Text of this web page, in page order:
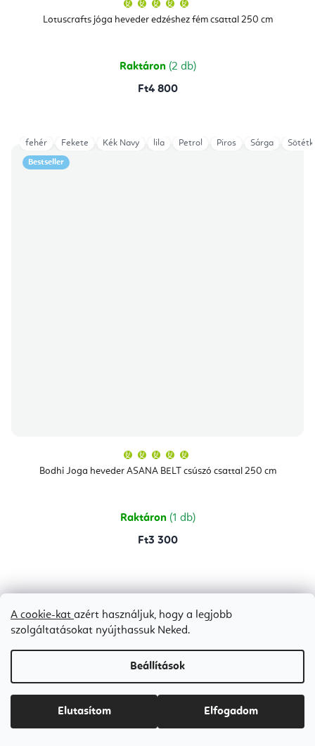
A cookie-kat azért használjuk, hogy a legjobb
szolgáltatásokat nyújthassuk Neked.
Beállítások
Elutasítom Elfogadom
Lotuscrafts jóga heveder edzéshez fém csattal 250 cm
átlagos
értékelése
csillag.
Raktáron (2 db)
Ft4 800
Bestseller
Bodhi Joga heveder ASANA BELT csúszó csattal 250 cm
átlagos
értékelése
csillag.
Raktáron (1 db)
Ft3 300
fehér Fekete Kék Navy lila Petrol Piros Sárga